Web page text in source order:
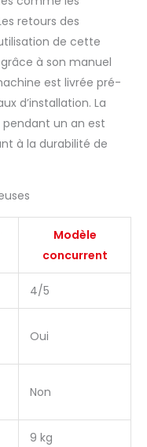
une finition de
ainsi
double
un bord solide
Comprend 4
bobines de
blanc pour
The Ironing
– principal
à coudre et
la
du produit ci-
pour la liste
des
et
retours des
de cette
à son manuel
est livrée pré-
d’installation. La
un an est
à la durabilité de
Modèle
concurrent
4/5
Oui
Non
9 kg